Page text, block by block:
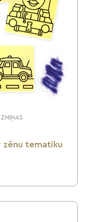
zēnu tematiku